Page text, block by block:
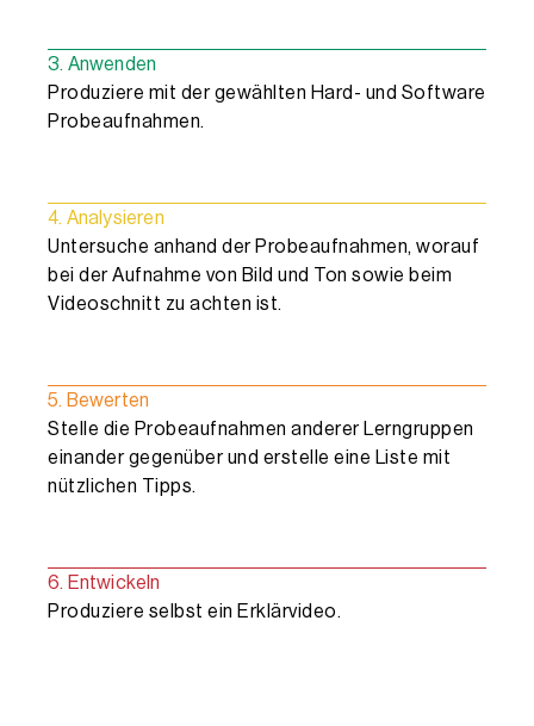
3. Anwenden
Produziere mit der gewählten Hard- und Software
Probeaufnahmen.
4. Analysieren
Untersuche anhand der Probeaufnahmen, worauf
bei der Aufnahme von Bild und Ton sowie beim
Videoschnitt zu achten ist.
5. Bewerten
Stelle die Probeaufnahmen anderer Lerngruppen
einander gegenüber und erstelle eine Liste mit
nützlichen Tipps.
6. Entwickeln
Produziere selbst ein Erklärvideo.